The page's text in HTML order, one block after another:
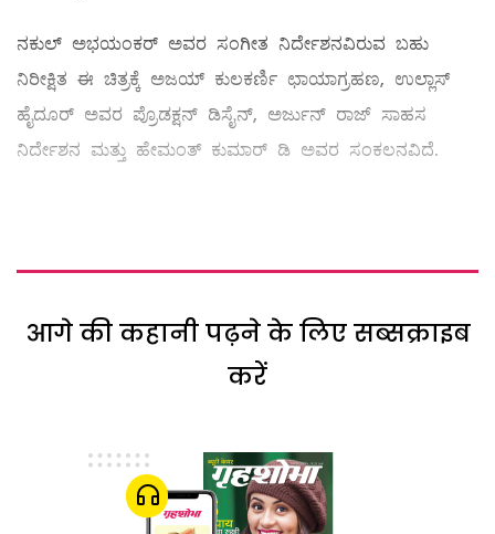
ನಕುಲ್ ಅಭಯಂಕರ್ ಅವರ ಸಂಗೀತ ನಿರ್ದೇಶನವಿರುವ ಬಹು
ನಿರೀಕ್ಷಿತ ಈ ಚಿತ್ರಕ್ಕೆ ಅಜಯ್ ಕುಲಕರ್ಣಿ ಛಾಯಾಗ್ರಹಣ, ಉಲ್ಲಾಸ್
ಹೈದೂರ್ ಅವರ ಪ್ರೊಡಕ್ಷನ್ ಡಿಸೈನ್, ಅರ್ಜುನ್ ರಾಜ್ ಸಾಹಸ
ನಿರ್ದೇಶನ ಮತ್ತು ಹೇಮಂತ್ ಕುಮಾರ್ ಡಿ ಅವರ ಸಂಕಲನವಿದೆ.
आगे की कहानी पढ़ने के लिए सब्सक्राइब
करें